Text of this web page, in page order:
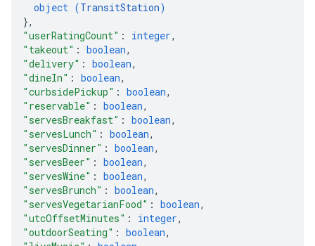
object (TransitStation)
},
"userRatingCount" : integer,
"takeout" : boolean,
"delivery" : boolean,
"dineIn" : boolean,
"curbsidePickup" : boolean,
"reservable" : boolean,
"servesBreakfast" : boolean,
"servesLunch" : boolean,
"servesDinner" : boolean,
"servesBeer" : boolean,
"servesWine" : boolean,
"servesBrunch" : boolean,
"servesVegetarianFood" : boolean,
"utcOffsetMinutes" : integer,
"outdoorSeating" : boolean,